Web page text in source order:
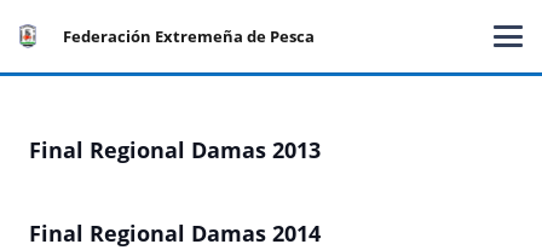
Federación Extremeña de Pesca
Final Regional Damas 2013
Final Regional Damas 2014